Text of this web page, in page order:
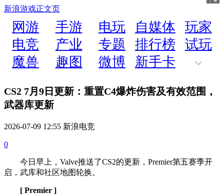
新浪游戏正文页
网游 手游 电玩 自媒体
玩家
电竞
产业 专题 排行榜
试玩
魔兽
趣图 微博 新手卡
CS2 7月9日更新：重置C4爆炸伤害及有效范围，
武器库更新
2026-07-09 12:55 新浪电竞
0
今日早上，Valve推送了CS2的更新，Premier第五赛季开
启，武库和社区地图轮换。
[ Premier ]